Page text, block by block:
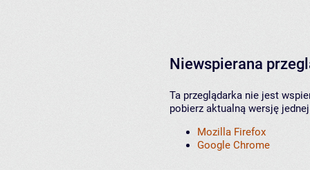
Niewspierana
Ta przeglądarka nie jest
pobierz aktualną wersję
Mozilla Firefox
Google Chrome